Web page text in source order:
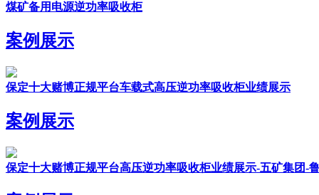
煤矿备用电源逆功率吸收柜
案例展示
保定十大赌博正规平台车载式高压逆功率吸收柜业绩展示
案例展示
保定十大赌博正规平台高压逆功率吸收柜业绩展示-五矿集团-